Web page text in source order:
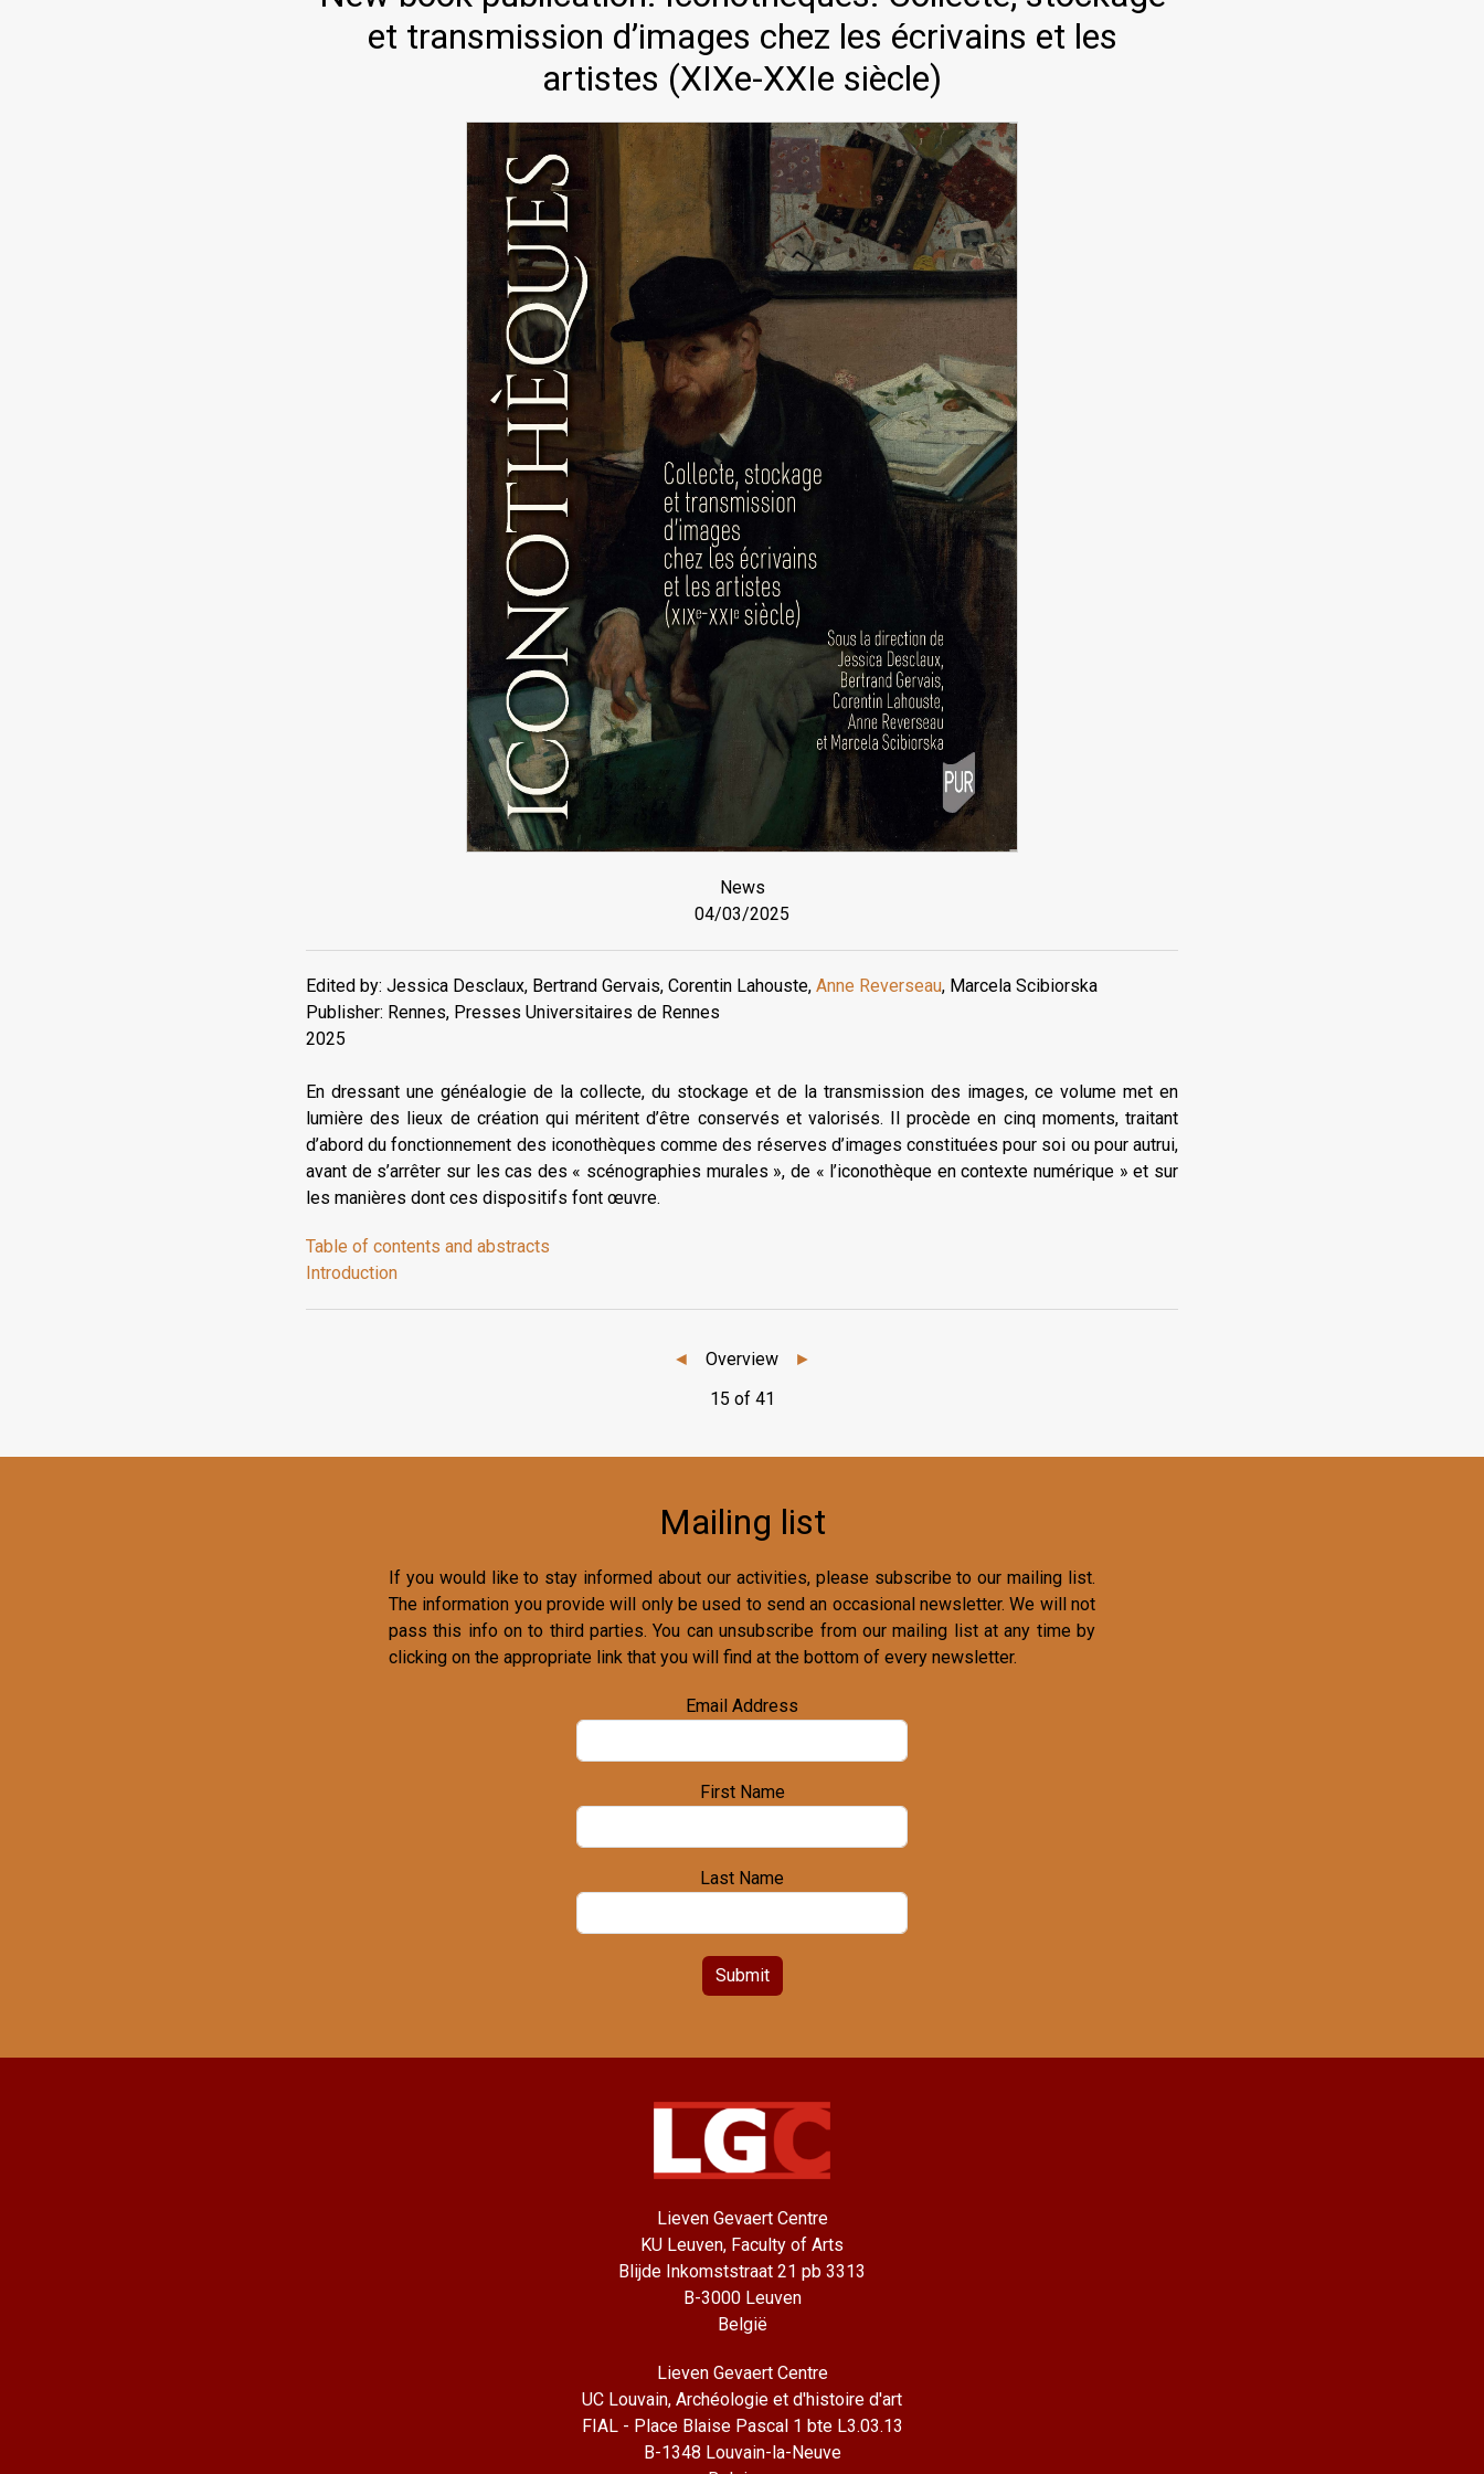
et transmission d’images chez les écrivains et les
artistes (XIXe-XXIe siècle)
News
04/03/2025
Edited by: Jessica Desclaux, Bertrand Gervais, Corentin Lahouste, Anne Reverseau, Marcela Scibiorska
Publisher: Rennes, Presses Universitaires de Rennes
2025
En dressant une généalogie de la collecte, du stockage et de la transmission des images, ce volume met en
lumière des lieux de création qui méritent d’être conservés et valorisés. Il procède en cinq moments, traitant
d’abord du fonctionnement des iconothèques comme des réserves d’images constituées pour soi ou pour autrui,
avant de s’arrêter sur les cas des « scénographies murales », de « l’iconothèque en contexte numérique » et sur
les manières dont ces dispositifs font œuvre.
Table of contents and abstracts
Introduction
◄ Overview
►
15 of 41
Mailing list
If you would like to stay informed about our activities, please subscribe to our mailing list.
The information you provide will only be used to send an occasional newsletter. We will not
pass this info on to third parties. You can unsubscribe from our mailing list at any time by
clicking on the appropriate link that you will find at the bottom of every newsletter.
Email Address
First Name
Last Name
Submit
Lieven Gevaert Centre
KU Leuven, Faculty of Arts
Blijde Inkomststraat 21 pb 3313
B-3000 Leuven
België
Lieven Gevaert Centre
UC Louvain, Archéologie et d'histoire d'art
FIAL - Place Blaise Pascal 1 bte L3.03.13
B-1348 Louvain-la-Neuve